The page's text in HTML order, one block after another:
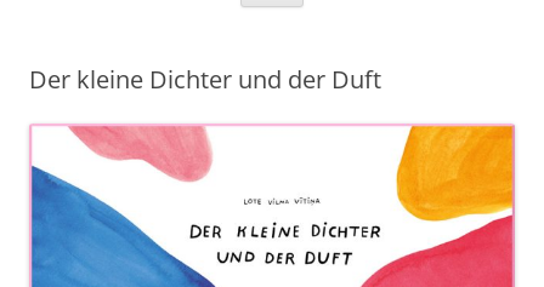
Der kleine Dichter und der Duft